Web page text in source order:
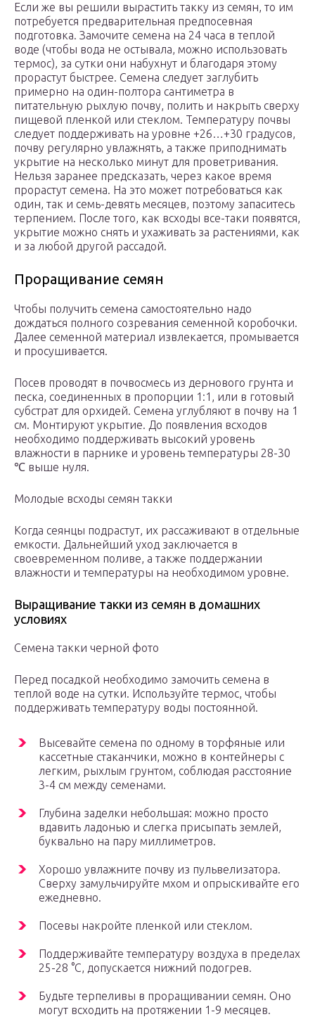
Если же вы решили вырастить такку из семян, то им
потребуется предварительная предпосевная
подготовка. Замочите семена на 24 часа в теплой
воде (чтобы вода не остывала, можно использовать
термос), за сутки они набухнут и благодаря этому
прорастут быстрее. Семена следует заглубить
примерно на один-полтора сантиметра в
питательную рыхлую почву, полить и накрыть сверху
пищевой пленкой или стеклом. Температуру почвы
следует поддерживать на уровне +26…+30 градусов,
почву регулярно увлажнять, а также приподнимать
укрытие на несколько минут для проветривания.
Нельзя заранее предсказать, через какое время
прорастут семена. На это может потребоваться как
один, так и семь-девять месяцев, поэтому запаситесь
терпением. После того, как всходы все-таки появятся,
укрытие можно снять и ухаживать за растениями, как
и за любой другой рассадой.
Проращивание семян
Чтобы получить семена самостоятельно надо
дождаться полного созревания семенной коробочки.
Далее семенной материал извлекается, промывается
и просушивается.
Посев проводят в почвосмесь из дернового грунта и
песка, соединенных в пропорции 1:1, или в готовый
субстрат для орхидей. Семена углубляют в почву на 1
см. Монтируют укрытие. До появления всходов
необходимо поддерживать высокий уровень
влажности в парнике и уровень температуры 28-30
℃ выше нуля.
Молодые всходы семян такки
Когда сеянцы подрастут, их рассаживают в отдельные
емкости. Дальнейший уход заключается в
своевременном поливе, а также поддержании
влажности и температуры на необходимом уровне.
Выращивание такки из семян в домашних
условиях
Семена такки черной фото
Перед посадкой необходимо замочить семена в
теплой воде на сутки. Используйте термос, чтобы
поддерживать температуру воды постоянной.
Высевайте семена по одному в торфяные или
кассетные стаканчики, можно в контейнеры с
легким, рыхлым грунтом, соблюдая расстояние
3-4 см между семенами.
Глубина заделки небольшая: можно просто
вдавить ладонью и слегка присыпать землей,
буквально на пару миллиметров.
Хорошо увлажните почву из пульвелизатора.
Сверху замульчируйте мхом и опрыскивайте его
ежедневно.
Посевы накройте пленкой или стеклом.
Поддерживайте температуру воздуха в пределах
25-28 °C, допускается нижний подогрев.
Будьте терпеливы в проращивании семян. Оно
могут всходить на протяжении 1-9 месяцев.